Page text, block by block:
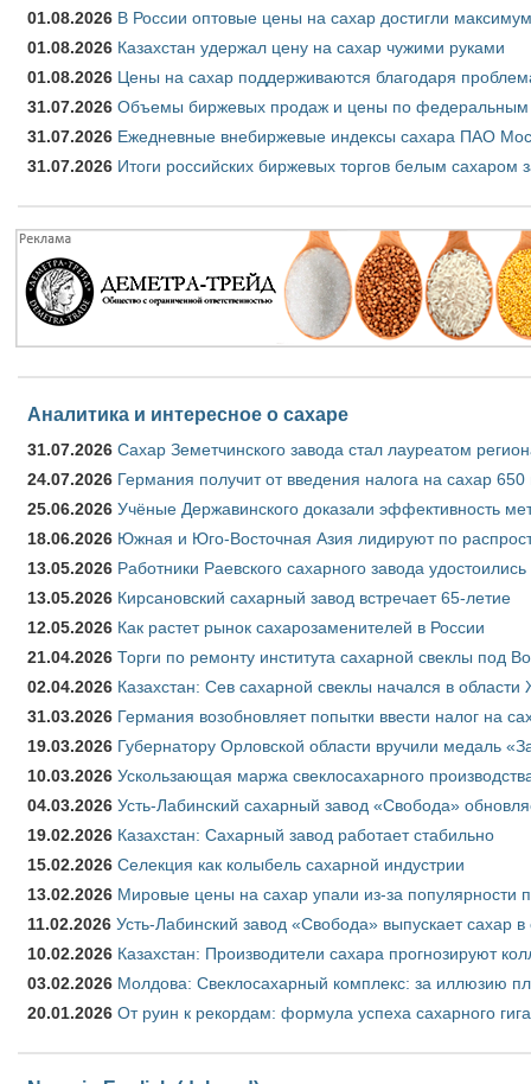
01.08.2026 В России оптовые цены на сахар достигли
01.08.2026 Казахстан удержал цену на сахар чужими руками
01.08.2026 Цены на сахар поддерживаются благодаря
31.07.2026 Объемы биржевых продаж и цены по федеральным
31.07.2026 Ежедневные внебиржевые индексы сахара ПАО
31.07.2026 Итоги российских биржевых торгов белым сахаром
Аналитика и интересное о сахаре
31.07.2026 Сахар Земетчинского завода стал лауреатом
24.07.2026 Германия получит от введения налога на сахар
25.06.2026 Учёные Державинского доказали эффективность
18.06.2026 Южная и Юго-Восточная Азия лидируют по
13.05.2026 Работники Раевского сахарного завода удостоились
13.05.2026 Кирсановский сахарный завод встречает 65-летие
12.05.2026 Как растет рынок сахарозаменителей в России
21.04.2026 Торги по ремонту института сахарной свеклы под
02.04.2026 Казахстан: Сев сахарной свеклы начался в области
31.03.2026 Германия возобновляет попытки ввести налог на
19.03.2026 Губернатору Орловской области вручили медаль
10.03.2026 Ускользающая маржа свеклосахарного
04.03.2026 Усть-Лабинский сахарный завод «Свобода»
19.02.2026 Казахстан: Сахарный завод работает стабильно
15.02.2026 Селекция как колыбель сахарной индустрии
13.02.2026 Мировые цены на сахар упали из-за популярности
11.02.2026 Усть-Лабинский завод «Свобода» выпускает сахар в
10.02.2026 Казахстан: Производители сахара прогнозируют
03.02.2026 Молдова: Свеклосахарный комплекс: за иллюзию
20.01.2026 От руин к рекордам: формула успеха сахарного